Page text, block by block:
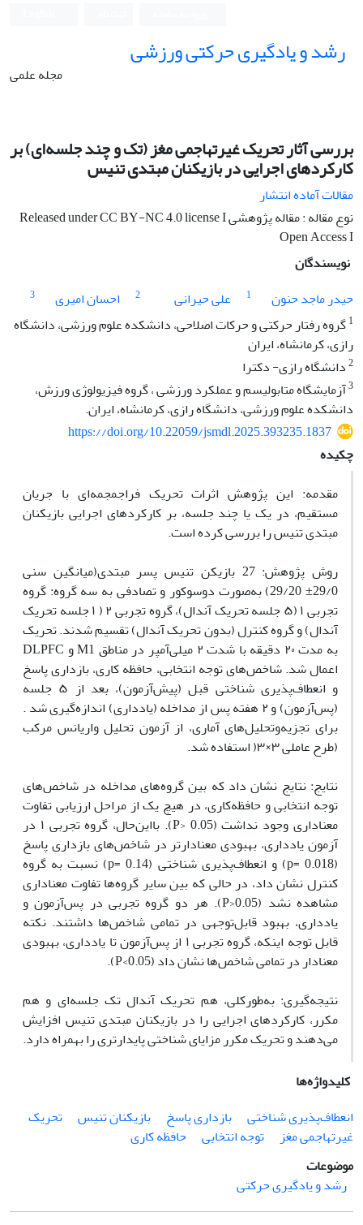
رشد و یادگیری حرکتی ورزشی
مجله علمی
بررسی آثار تحریک غیرتهاجمی مغز (تک و چند جلسه‌ای) بر
کارکردهای اجرایی در بازیکنان مبتدی تنیس
مقالات آماده انتشار
نوع مقاله : مقاله پژوهشی Released under CC BY-NC 4.0 license I
Open Access I
نویسندگان
حیدر ماجد حنون
1 علی حیرانی 2 احسان امیری
3
1گروه رفتار حرکتی و حرکات اصلاحی، دانشکده علوم ورزشی، دانشگاه
رازی، کرمانشاه، ایران
2دانشگاه رازی- دکترا
3آزمایشگاه متابولیسم و عملکرد ورزشی ، گروه فیزیولوژی ورزش،
دانشکده علوم ورزشی، دانشگاه رازی، کرمانشاه، ایران.
https://doi.org/10.22059/jsmdl.2025.393235.1837
چکیده
مقدمه: این پژوهش اثرات تحریک فراجمجمه‌ای با جریان
مستقیم، در یک یا چند جلسه، بر کارکردهای اجرایی بازیکنان
مبتدی تنیس را بررسی کرده است.
روش پژوهش: 27 بازیکن تنیس پسر مبتدی(میانگین سنی
29/0± 29/20) به‌صورت دوسوکور و تصادفی به سه گروه: گروه
تجربی ۱ (۵ جلسه تحریک آندال)، گروه تجربی ۲ ( ۱ جلسه تحریک
آندال) و گروه کنترل (بدون تحریک آندال) تقسیم شدند. تحریک
به مدت ۲۰ دقیقه با شدت ۲ میلی‌آمپر در مناطق M1 و DLPFC
اعمال شد. شاخص‌های توجه انتخابی، حافظه کاری، بازداری پاسخ
و انعطاف‌پذیری شناختی قبل (پیش‌آزمون)، بعد از ۵ جلسه
(پس‌آزمون) و ۲ هفته پس از مداخله (یادداری) اندازه‌گیری شد .
برای تجزیه‌وتحلیل‌های آماری، از آزمون تحلیل واریانس مرکب
(طرح عاملی ۳×۳( استفاده شد.
نتایج: نتایج نشان داد که بین گروه‌های مداخله در شاخص‌های
توجه انتخابی و حافظه‌کاری، در هیچ یک از مراحل ارزیابی تفاوت
معناداری وجود نداشت (P> 0.05). بااین‌حال، گروه تجربی ۱ در
آزمون یادداری، بهبودی معنادارتر در شاخص‌های بازداری پاسخ
(p= 0.018) و انعطاف‌پذیری شناختی (p= 0.14) نسبت به گروه
کنترل نشان داد، در حالی که بین سایر گروه‌ها تفاوت معناداری
مشاهده نشد (P>0.05). هر دو گروه تجربی در پس‌آزمون و
یادداری، بهبود قابل‌توجهی در تمامی شاخص‌ها داشتند. نکته
قابل توجه اینکه، گروه تجربی ۱ از پس‌آزمون تا یادداری، بهبودی
معنادار در تمامی شاخص‌ها نشان داد (P<0.05).
نتیجه‌گیری: به‌طورکلی، هم تحریک آندال تک جلسه‌ای و هم
مکرر، کارکردهای اجرایی را در بازیکنان مبتدی تنیس افزایش
می‌دهند و تحریک مکرر مزایای شناختی پایدارتری را ‌بهمراه دارد.
کلیدواژه‌ها
انعطاف‌پذیری شناختی
بازداری پاسخ بازیکنان تنیس
تحریک
غیرتهاجمی مغز
توجه انتخابی
حافظه کاری
موضوعات
رشد و یادگیری حرکتی